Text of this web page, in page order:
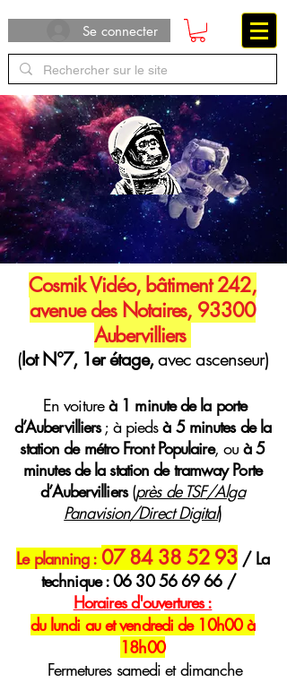
Se connecter
Cosmik Vidéo, bâtiment 242,
avenue des Notaires, 93300
Aubervilliers
(lot N°7, 1er étage,avec ascenseur)
En voitureà 1 minute de la porte
d’Aubervilliers; à piedsà 5 minutes de la
station de métro Front Populaire, ouà 5
minutes de la station de tramway Porte
d’Aubervilliers(près de TSF/Alga
Panavision/Direct Digital)
Le planning : 07 84 38 52 93 / La
technique :06 30 56 69 66/
Horairesd'ouvertures :
du lundi au et vendredi de 10h00 à
18h00
Fermetures samedi et dimanche